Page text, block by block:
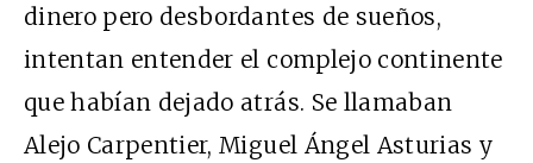
dinero pero desbordantes de sueños,
intentan entender el complejo continente
que habían dejado atrás. Se llamaban
Alejo Carpentier, Miguel Ángel Asturias y